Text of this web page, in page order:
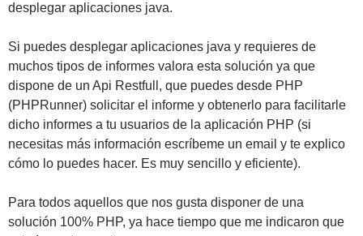
desplegar aplicaciones java.
Si puedes desplegar aplicaciones java y requieres de
muchos tipos de informes valora esta solución ya que
dispone de un Api Restfull, que puedes desde PHP
(PHPRunner) solicitar el informe y obtenerlo para facilitarle
dicho informes a tu usuarios de la aplicación PHP (si
necesitas más información escríbeme un email y te explico
cómo lo puedes hacer. Es muy sencillo y eficiente).
Para todos aquellos que nos gusta disponer de una
solución 100% PHP, ya hace tiempo que me indicaron que